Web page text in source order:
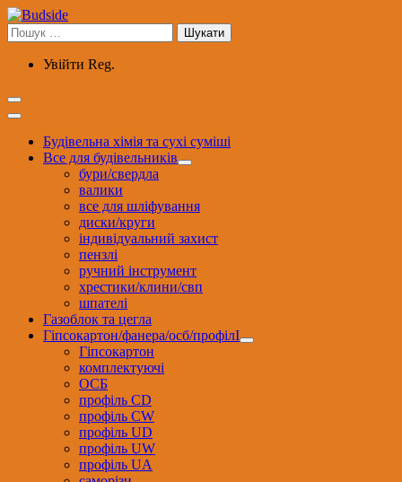
Перейти
до
вмісту
Пошук:
Увійти Reg.
Будівельна хімія та сухі суміші
Все для будівельників
бури/свердла
валики
все для шліфування
диски/круги
індивідуальний захист
пензлі
ручний інструмент
хрестики/клини/свп
шпателі
Газоблок та цегла
Гіпсокартон/фанера/осб/профілІ
Гіпсокартон
комплектуючі
ОСБ
профіль CD
профіль CW
профіль UD
профіль UW
профіль UА